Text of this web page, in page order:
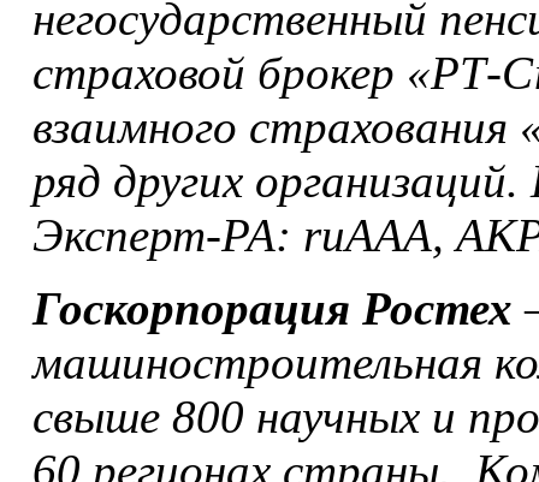
негосударственный
страховой брокер «РТ-
взаимного
ряд других организаций.
Эксперт-РА: ruAAA,
Госкорпорация Ростех
машиностроительная
свыше 800 научных и
60 регионах страны.